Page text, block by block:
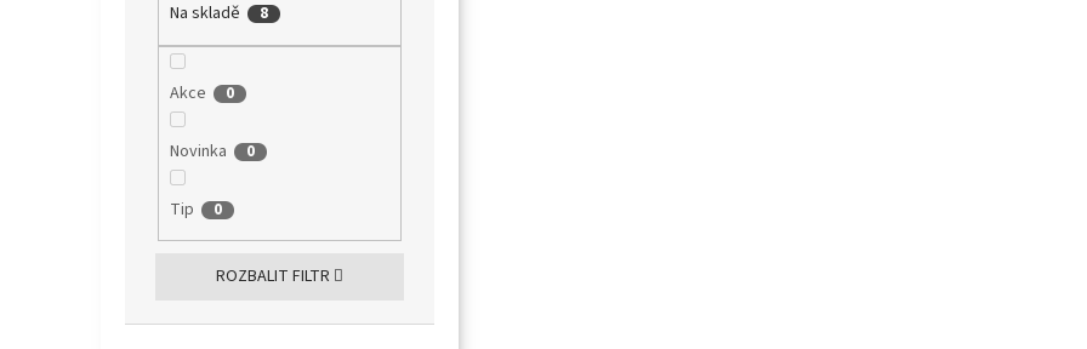
Na skladě 8
Akce 0
Novinka 0
Tip 0
ROZBALIT FILTR